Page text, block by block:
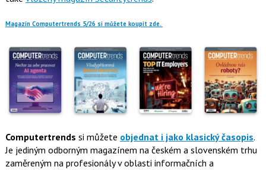
Magazín Computertrends 5/26 si můžete koupit zde.
Computertrends si můžete objednat i jako klasický časopis.
Je jediným odborným magazínem na českém a slovenském trhu
zaměreným na profesionály v oblasti informačních a